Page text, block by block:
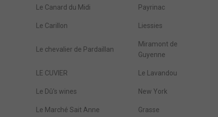
Le Canard du Midi Payrinac
Le Carillon Liessies
Le chevalier de Pardaillan
Miramont de
Guyenne
LE CUVIER Le Lavandou
Le Dû's wines New York
Le Marché Sait Anne Grasse